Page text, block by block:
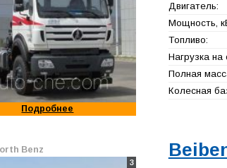
Подробнее
Двигатель:
Мощность,
Топливо:
Нагрузка на
Полная
Колесная
Benz
3